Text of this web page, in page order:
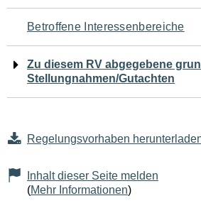
für
den
Seiteninhalt
Betroffene Interessenbereiche
Zu diesem RV abgegebene
Stellungnahmen/Gutachten
Regelungsvorhaben
Inhalt dieser Seite melden
(Mehr Informationen)